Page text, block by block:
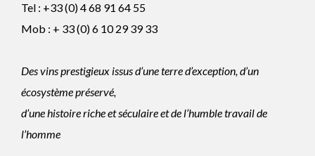
Tel : +33 (0) 4 68 91 64 55
Mob : + 33 (0) 6 10 29 39 33
Des vins prestigieux issus d’une terre d’exception, d’un
écosystème préservé,
d’une histoire riche et séculaire et de l’humble travail de
l’homme